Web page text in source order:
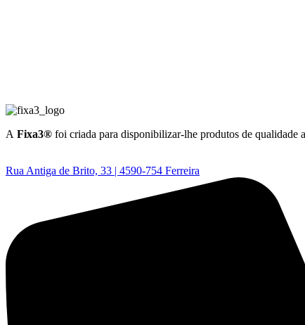
A Fixa3® foi criada para disponibilizar-lhe produtos de qualidade
Rua Antiga de Brito, 33 | 4590-754 Ferreira